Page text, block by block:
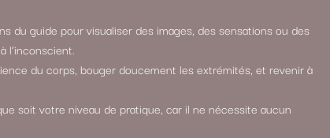
du guide pour visualiser des images, des sensations ou des
l’inconscient.
du corps, bouger doucement les extrémités, et revenir à
soit votre niveau de pratique, car il ne nécessite aucun